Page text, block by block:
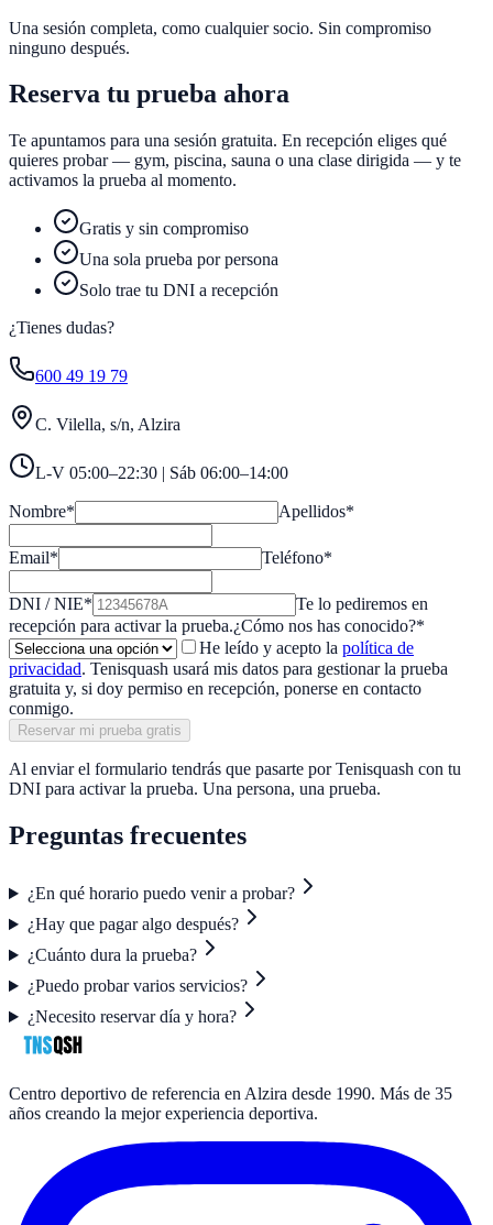
Una sesión completa, como cualquier socio. Sin compromiso
ninguno después.
Reserva tu prueba ahora
Te apuntamos para una sesión gratuita. En recepción eliges qué
quieres probar — gym, piscina, sauna o una clase dirigida — y te
activamos la prueba al momento.
Gratis y sin compromiso
Una sola prueba por persona
Solo trae tu DNI a recepción
¿Tienes dudas?
600 49 19 79
C. Vilella, s/n, Alzira
L-V 05:00–22:30 | Sáb 06:00–14:00
Nombre* Apellidos*
Email* Teléfono*
DNI / NIE*
Te lo pediremos en
recepción para activar la prueba.¿Cómo nos has conocido?*
He leído y acepto la política de
privacidad. Tenisquash usará mis datos para gestionar la prueba
gratuita y, si doy permiso en recepción, ponerse en contacto
conmigo.
Reservar mi prueba gratis
Al enviar el formulario tendrás que pasarte por Tenisquash con tu
DNI para activar la prueba. Una persona, una prueba.
Preguntas frecuentes
¿En qué horario puedo venir a probar?
¿Hay que pagar algo después?
¿Cuánto dura la prueba?
¿Puedo probar varios servicios?
¿Necesito reservar día y hora?
Centro deportivo de referencia en Alzira desde 1990. Más de 35
años creando la mejor experiencia deportiva.